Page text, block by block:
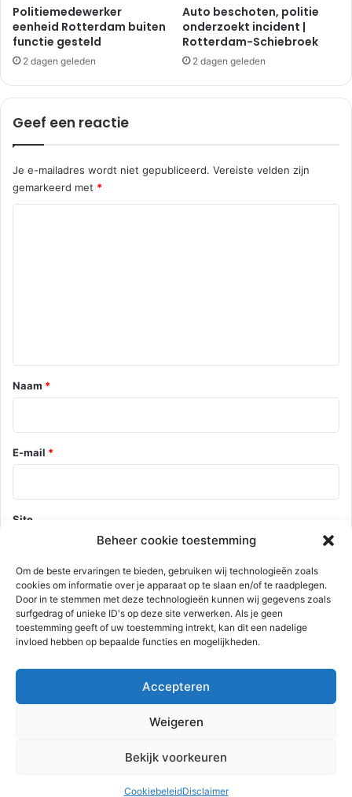
Beheer cookie toestemming
Om de beste ervaringen te bieden, gebruiken wij technologieën zoals
cookies om informatie over je apparaat op te slaan en/of te raadplegen.
Door in te stemmen met deze technologieën kunnen wij gegevens zoals
surfgedrag of unieke ID's op deze site verwerken. Als je geen
toestemming geeft of uw toestemming intrekt, kan dit een nadelige
invloed hebben op bepaalde functies en mogelijkheden.
Accepteren
Weigeren
Bekijk voorkeuren
CookiebeleidDisclaimer
r
s
|
P
o
t
a
a
l
Politiemedewerker
eenheid Rotterdam buiten
functie gesteld
2 dagen geleden
Auto beschoten, politie
onderzoekt incident |
Rotterdam-Schiebroek
2 dagen geleden
Geef een reactie
Je e-mailadres wordt niet gepubliceerd. Vereiste velden zijn
gemarkeerd met *
*
Naam *
E-mail *
Site
Mijn naam, e-mail en site opslaan in deze browser voor de
volgende keer wanneer ik een reactie plaats.
reactie gegevens worden verwerkt .